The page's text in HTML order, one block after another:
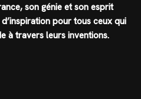
son génie et son esprit
pour tous ceux qui
à travers leurs inventions.